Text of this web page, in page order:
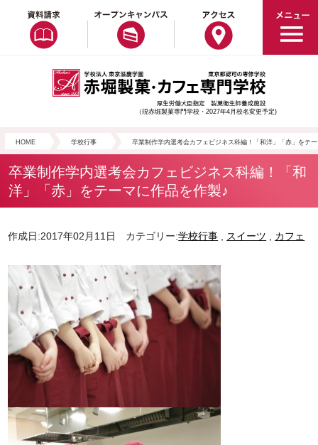
（現赤堀製菓専門学校・2027年4月校名変更予定)
HOME 学校行事 卒業制作学内選考会カフェビジネス科編！「和洋」「赤」をテ
卒業制作学内選考会カフェビジネス科編！「和
洋」「赤」をテーマに作品を作製♪
作成日:2017年02月11日 カテゴリー:学校行事 , スイーツ , カフェ